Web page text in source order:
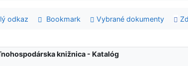
odkaz Bookmark Vybrané dokumenty
knižnica - Katalóg